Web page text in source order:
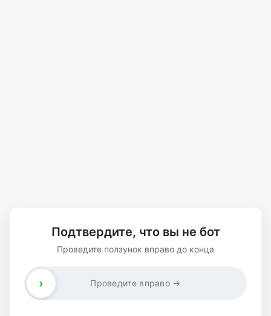
Подтвердите, что вы не бот
Проведите ползунок вправо до конца
Проведите вправо →
›